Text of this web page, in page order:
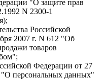
"О защите прав
N 2300-1
Российской
2007 г. N 612 "Об
товаров
Федерации от 27
персональных данных"